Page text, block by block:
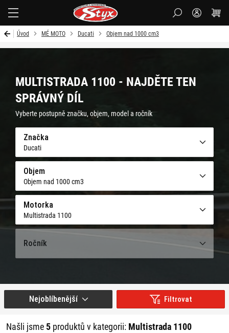
Úvod MÉ MOTO Ducati Objem nad 1000 cm3
MULTISTRADA 1100 - NAJDĚTE TEN
SPRÁVNÝ DÍL
Vyberte postupně značku, objem, model a ročník
Značka
Ducati
Objem
Objem nad 1000 cm3
Motorka
Multistrada 1100
Ročník
Filtrovat
Našli jsme5 produktů v kategorii: Multistrada 1100
Nejoblíbenější